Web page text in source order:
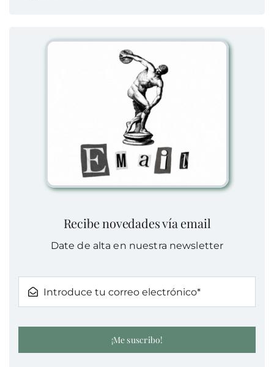
Recibe novedades vía email
Date de alta en nuestra newsletter
¡Me suscribo!